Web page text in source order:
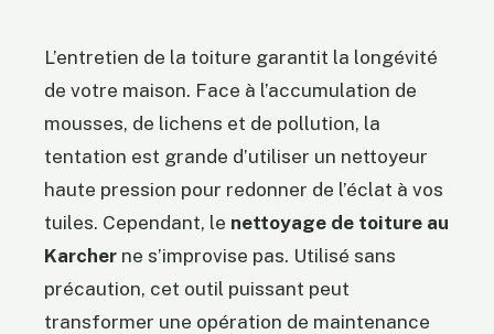
L’entretien de la toiture garantit la longévité
de votre maison. Face à l’accumulation de
mousses, de lichens et de pollution, la
tentation est grande d’utiliser un nettoyeur
haute pression pour redonner de l’éclat à vos
tuiles. Cependant, le nettoyage de toiture au
Karcher ne s’improvise pas. Utilisé sans
précaution, cet outil puissant peut
transformer une opération de maintenance